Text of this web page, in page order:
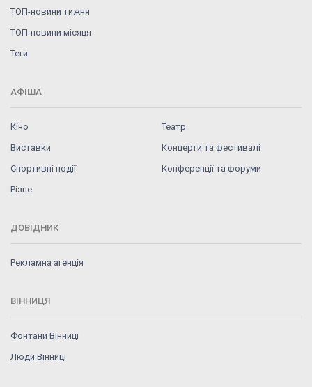
ТОП-новини тижня
ТОП-новини місяця
Теги
АФІША
Кіно
Театр
Виставки
Концерти та фестивалі
Спортивні події
Конференції та форуми
Різне
ДОВІДНИК
Рекламна агенція
ВІННИЦЯ
Фонтани Вінниці
Люди Вінниці